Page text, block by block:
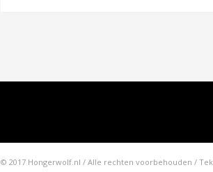
© 2017 Hongerwolf.nl / Alle rechten voorbehouden /